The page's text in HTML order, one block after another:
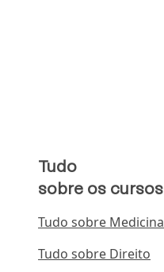
Tudo
sobre os cursos
Tudo sobre Medicina
Tudo sobre Direito